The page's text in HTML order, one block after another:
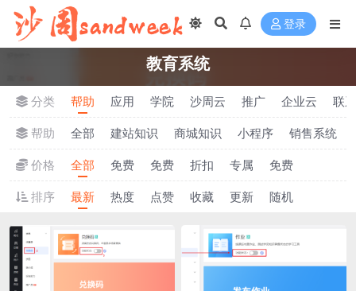
登录
教育系统
分类 帮助 应用 学院 沙周云 推广 企业云
联系
帮助
全部 建站知识 商城知识 小程序 销售系统
价格
全部 免费 免费 折扣 专属
免费
排序
最新 热度 点赞 收藏 更新 随机